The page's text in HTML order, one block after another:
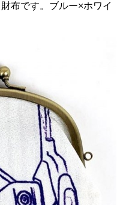
布です。ブルー×ホワイ